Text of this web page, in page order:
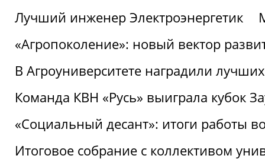
Лучший инженер Электроэнергетик
«Агропоколение»: новый вектор
В Агроуниверситете наградили
Команда КВН «Русь» выиграла кубок
«Социальный десант»: итоги работы
Итоговое собрание с коллективом